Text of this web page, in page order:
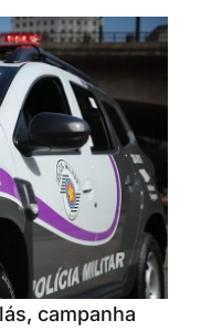
campanha